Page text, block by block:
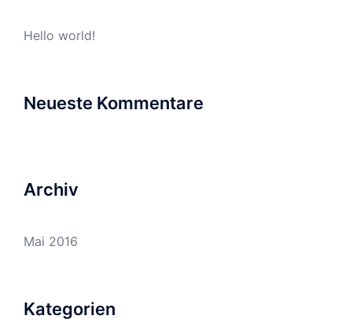
Hello world!
Neueste Kommentare
Archiv
Mai 2016
Kategorien